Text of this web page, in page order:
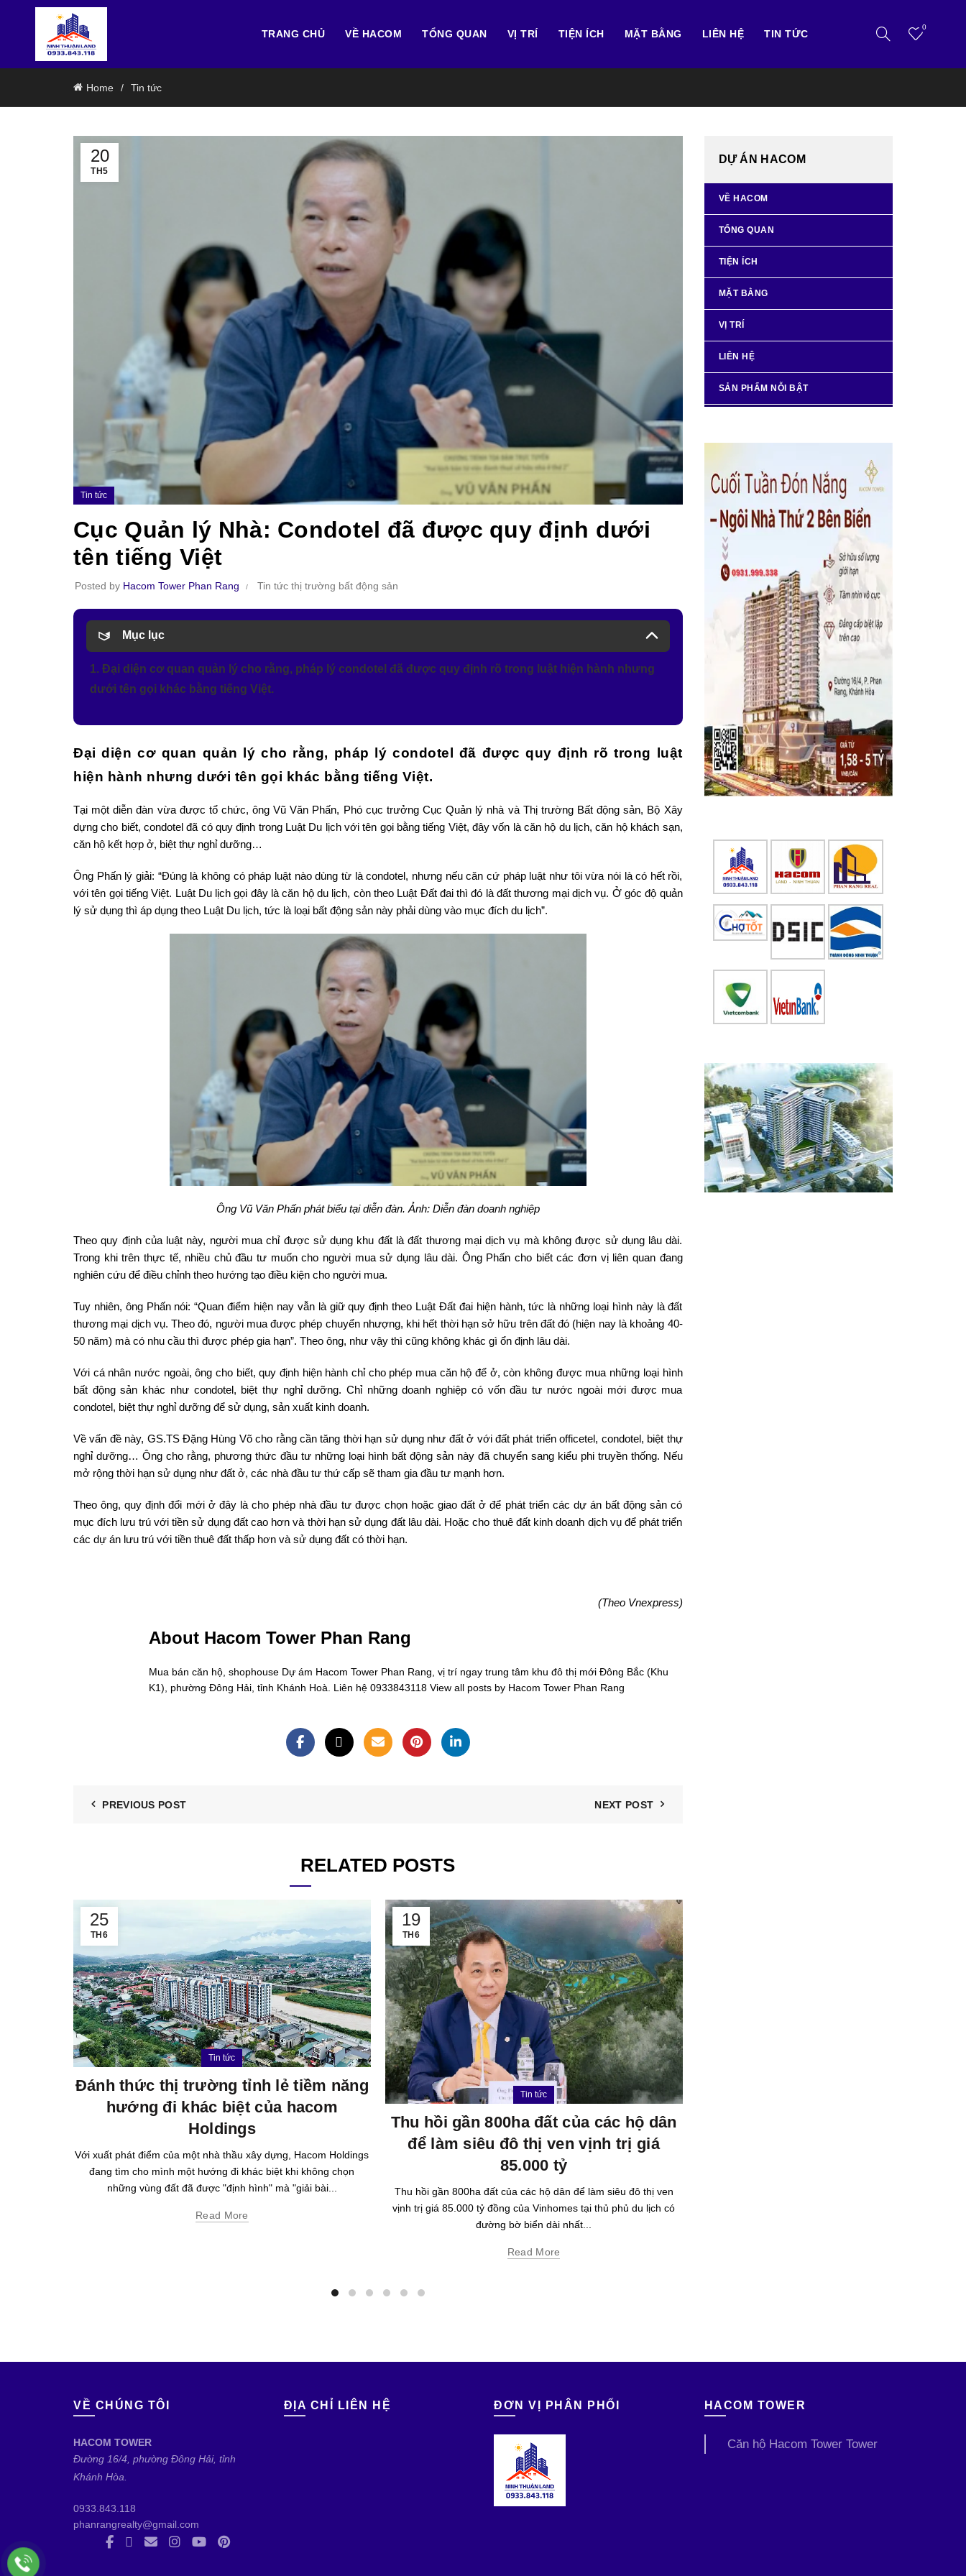
TRANG CHỦ VỀ HACOM TỔNG QUAN VỊ TRÍ TIỆN ÍCH MẶT BẰNG LIÊN HỆ TIN TỨC
0
Home Tin tức
20
TH5
Tin tức
Cục Quản lý Nhà: Condotel đã được quy định dưới
tên tiếng Việt
Posted by Hacom Tower Phan Rang Tin tức thị trường bất động sản
Mục lục
1. Đại diện cơ quan quản lý cho rằng, pháp lý condotel đã được quy định rõ trong luật hiện hành nhưng
dưới tên gọi khác bằng tiếng Việt.
Đại diện cơ quan quản lý cho rằng, pháp lý condotel đã được quy định rõ trong luật
hiện hành nhưng dưới tên gọi khác bằng tiếng Việt.
Tại một diễn đàn vừa được tổ chức, ông Vũ Văn Phấn, Phó cục trưởng Cục Quản lý nhà và Thị trường Bất động sản, Bộ Xây
dựng cho biết, condotel đã có quy định trong Luật Du lịch với tên gọi bằng tiếng Việt, đây vốn là căn hộ du lịch, căn hộ khách sạn,
căn hộ kết hợp ở, biệt thự nghỉ dưỡng…
Ông Phấn lý giải: “Đúng là không có pháp luật nào dùng từ là condotel, nhưng nếu căn cứ pháp luật như tôi vừa nói là có hết rồi,
với tên gọi tiếng Việt. Luật Du lịch gọi đây là căn hộ du lịch, còn theo Luật Đất đai thì đó là đất thương mại dịch vụ. Ở góc độ quản
lý sử dụng thì áp dụng theo Luật Du lịch, tức là loại bất động sản này phải dùng vào mục đích du lịch”.
Ông Vũ Văn Phấn phát biểu tại diễn đàn. Ảnh: Diễn đàn doanh nghiệp
Theo quy định của luật này, người mua chỉ được sử dụng khu đất là đất thương mại dịch vụ mà không được sử dụng lâu dài.
Trong khi trên thực tế, nhiều chủ đầu tư muốn cho người mua sử dụng lâu dài. Ông Phấn cho biết các đơn vị liên quan đang
nghiên cứu để điều chỉnh theo hướng tạo điều kiện cho người mua.
Tuy nhiên, ông Phấn nói: “Quan điểm hiện nay vẫn là giữ quy định theo Luật Đất đai hiện hành, tức là những loại hình này là đất
thương mại dịch vụ. Theo đó, người mua được phép chuyển nhượng, khi hết thời hạn sở hữu trên đất đó (hiện nay là khoảng 40-
50 năm) mà có nhu cầu thì được phép gia hạn”. Theo ông, như vậy thì cũng không khác gì ổn định lâu dài.
Với cá nhân nước ngoài, ông cho biết, quy định hiện hành chỉ cho phép mua căn hộ để ở, còn không được mua những loại hình
bất động sản khác như condotel, biệt thự nghỉ dưỡng. Chỉ những doanh nghiệp có vốn đầu tư nước ngoài mới được mua
condotel, biệt thự nghỉ dưỡng để sử dụng, sản xuất kinh doanh.
Về vấn đề này, GS.TS Đặng Hùng Võ cho rằng cần tăng thời hạn sử dụng như đất ở với đất phát triển officetel, condotel, biệt thự
nghỉ dưỡng… Ông cho rằng, phương thức đầu tư những loại hình bất động sản này đã chuyển sang kiểu phi truyền thống. Nếu
mở rộng thời hạn sử dụng như đất ở, các nhà đầu tư thứ cấp sẽ tham gia đầu tư mạnh hơn.
Theo ông, quy định đổi mới ở đây là cho phép nhà đầu tư được chọn hoặc giao đất ở để phát triển các dự án bất động sản có
mục đích lưu trú với tiền sử dụng đất cao hơn và thời hạn sử dụng đất lâu dài. Hoặc cho thuê đất kinh doanh dịch vụ để phát triển
các dự án lưu trú với tiền thuê đất thấp hơn và sử dụng đất có thời hạn.
(Theo Vnexpress)
About Hacom Tower Phan Rang
Mua bán căn hộ, shophouse Dự ám Hacom Tower Phan Rang, vị trí ngay trung tâm khu đô thị mới Đông Bắc (Khu
K1), phường Đông Hải, tỉnh Khánh Hoà. Liên hệ 0933843118 View all posts by Hacom Tower Phan Rang
PREVIOUS POST NEXT POST
RELATED POSTS
25
TH6
Tin tức
Đánh thức thị trường tỉnh lẻ tiềm năng
hướng đi khác biệt của hacom
Holdings
Với xuất phát điểm của một nhà thầu xây dựng, Hacom Holdings
đang tìm cho mình một hướng đi khác biệt khi không chọn
những vùng đất đã được "định hình" mà "giải bài...
Read More
19
TH6
Tin tức
Thu hồi gần 800ha đất của các hộ dân
để làm siêu đô thị ven vịnh trị giá
85.000 tỷ
Thu hồi gần 800ha đất của các hộ dân để làm siêu đô thị ven
vịnh trị giá 85.000 tỷ đồng của Vinhomes tại thủ phủ du lịch có
đường bờ biển dài nhất...
Read More
DỰ ÁN HACOM
VỀ HACOM
TỔNG QUAN
TIỆN ÍCH
MẶT BẰNG
VỊ TRÍ
LIÊN HỆ
SẢN PHẨM NỖI BẬT
VỀ CHÚNG TÔI
HACOM TOWER
Đường 16/4, phường Đông Hải, tỉnh
Khánh Hòa.
0933.843.118
phanrangrealty@gmail.com
ĐỊA CHỈ LIÊN HỆ ĐƠN VỊ PHÂN PHỐI HACOM TOWER
Căn hộ Hacom Tower Tower